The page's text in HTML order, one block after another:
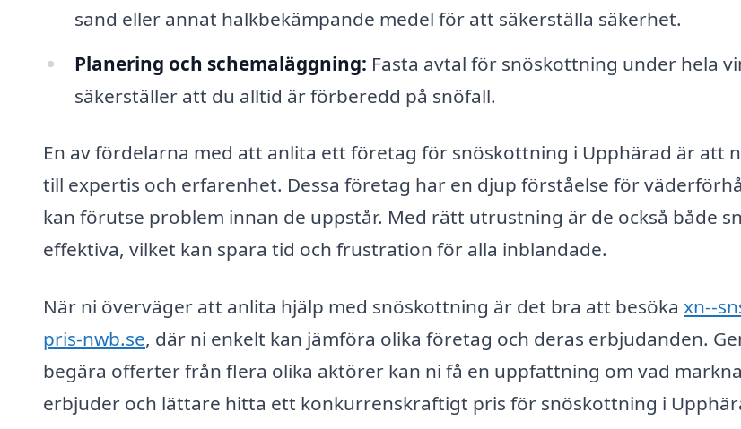
sand eller annat halkbekämpande medel för att säkerställa säkerhet.
Planering och schemaläggning: Fasta avtal för snöskottning under hela
säkerställer att du alltid är förberedd på snöfall.
En av fördelarna med att anlita ett företag för snöskottning i Upphärad är att
till expertis och erfarenhet. Dessa företag har en djup förståelse för
kan förutse problem innan de uppstår. Med rätt utrustning är de också både
effektiva, vilket kan spara tid och frustration för alla inblandade.
När ni överväger att anlita hjälp med snöskottning är det bra att besöka xn--
pris-nwb.se, där ni enkelt kan jämföra olika företag och deras erbjudanden.
begära offerter från flera olika aktörer kan ni få en uppfattning om vad
erbjuder och lättare hitta ett konkurrenskraftigt pris för snöskottning i